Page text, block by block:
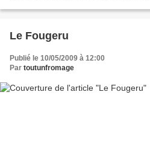
Le Fougeru
Publié le 10/05/2009 à 12:00
Par toutunfromage